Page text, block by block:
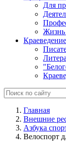
Для
Жизнь
Краеведение
Главная
Внешние
Азбука
Велоспорт